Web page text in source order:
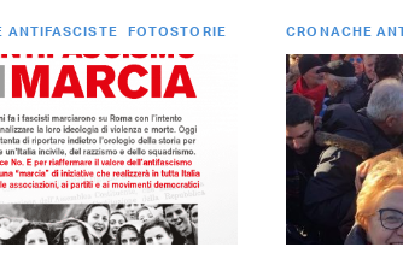
ANTIFASCISTE FOTOSTORIE CRONACHE